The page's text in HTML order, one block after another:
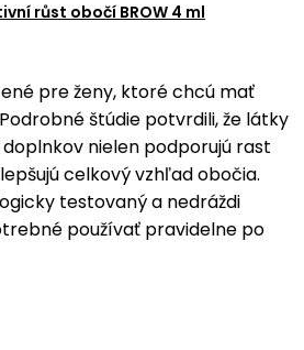
růst obočí BROW 4 ml
pre ženy, ktoré chcú mať
štúdie potvrdili, že látky
nielen podporujú rast
celkový vzhľad obočia.
testovaný a nedráždi
používať pravidelne po